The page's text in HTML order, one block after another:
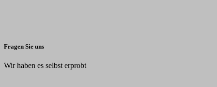
Fragen Sie uns
Wir haben es selbst erprobt